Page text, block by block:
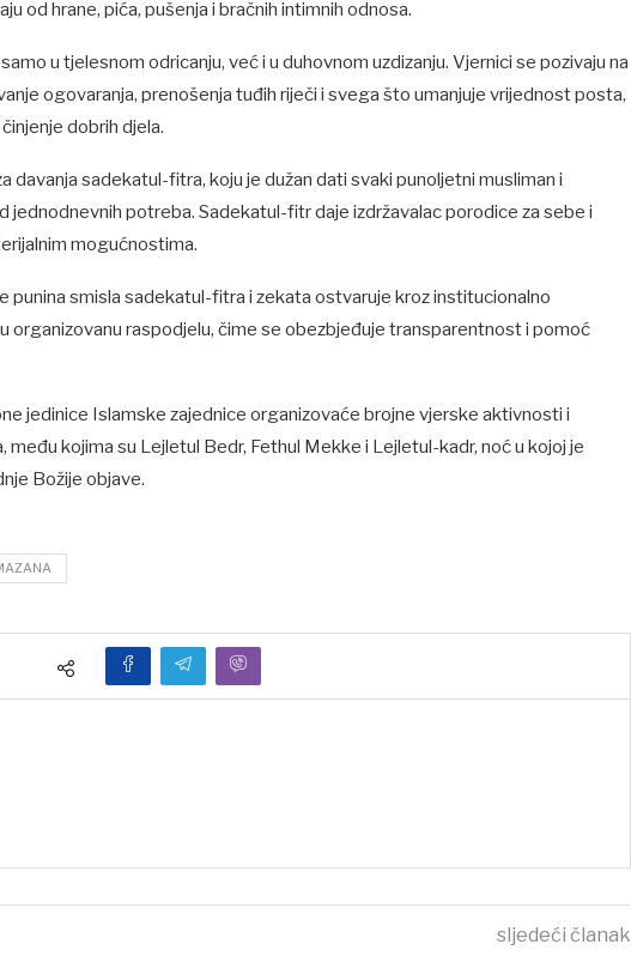
od hrane, pića, pušenja i bračnih intimnih odnosa.
u tjelesnom odricanju, već i u duhovnom uzdizanju. Vjernici se pozivaju na
ogovaranja, prenošenja tuđih riječi i svega što umanjuje vrijednost posta,
dobrih djela.
davanja sadekatul-fitra, koju je dužan dati svaki punoljetni musliman i
jednodnevnih potreba. Sadekatul-fitr daje izdržavalac porodice za sebe i
mogućnostima.
punina smisla sadekatul-fitra i zekata ostvaruje kroz institucionalno
organizovanu raspodjelu, čime se obezbjeđuje transparentnost i pomoć
jedinice Islamske zajednice organizovaće brojne vjerske aktivnosti i
kojima su Lejletul Bedr, Fethul Mekke i Lejletul-kadr, noć u kojoj je
Božije objave.
sljedeći članak